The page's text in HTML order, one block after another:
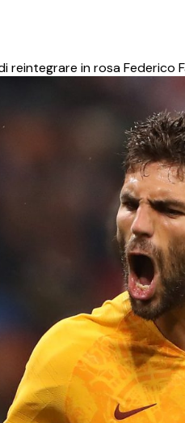
reintegrare in rosa